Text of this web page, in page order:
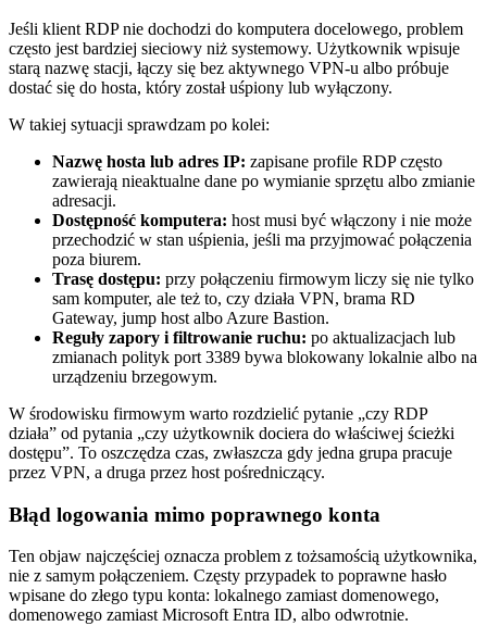
Jeśli klient RDP nie dochodzi do komputera docelowego, problem
często jest bardziej sieciowy niż systemowy. Użytkownik wpisuje
starą nazwę stacji, łączy się bez aktywnego VPN-u albo próbuje
dostać się do hosta, który został uśpiony lub wyłączony.
W takiej sytuacji sprawdzam po kolei:
Nazwę hosta lub adres IP: zapisane profile RDP często
zawierają nieaktualne dane po wymianie sprzętu albo zmianie
adresacji.
Dostępność komputera: host musi być włączony i nie może
przechodzić w stan uśpienia, jeśli ma przyjmować połączenia
poza biurem.
Trasę dostępu: przy połączeniu firmowym liczy się nie tylko
sam komputer, ale też to, czy działa VPN, brama RD
Gateway, jump host albo Azure Bastion.
Reguły zapory i filtrowanie ruchu: po aktualizacjach lub
zmianach polityk port 3389 bywa blokowany lokalnie albo na
urządzeniu brzegowym.
W środowisku firmowym warto rozdzielić pytanie „czy RDP
działa” od pytania „czy użytkownik dociera do właściwej ścieżki
dostępu”. To oszczędza czas, zwłaszcza gdy jedna grupa pracuje
przez VPN, a druga przez host pośredniczący.
Błąd logowania mimo poprawnego konta
Ten objaw najczęściej oznacza problem z tożsamością użytkownika,
nie z samym połączeniem. Częsty przypadek to poprawne hasło
wpisane do złego typu konta: lokalnego zamiast domenowego,
domenowego zamiast Microsoft Entra ID, albo odwrotnie.